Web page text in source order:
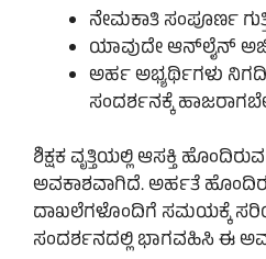
ನೇಮಕಾತಿ ಸಂಪೂರ್ಣ
ಯಾವುದೇ ಆನ್‌ಲೈನ್
ಅರ್ಹ ಅಭ್ಯರ್ಥಿಗಳು
ಸಂದರ್ಶನಕ್ಕೆ
ಶಿಕ್ಷಕ ವೃತ್ತಿಯಲ್ಲಿ ಆಸಕ್ತಿ
ಅವಕಾಶವಾಗಿದೆ. ಅರ್ಹತೆ
ದಾಖಲೆಗಳೊಂದಿಗೆ ಸಮಯಕ್ಕೆ
ಸಂದರ್ಶನದಲ್ಲಿ ಭಾಗವಹಿಸಿ ಈ